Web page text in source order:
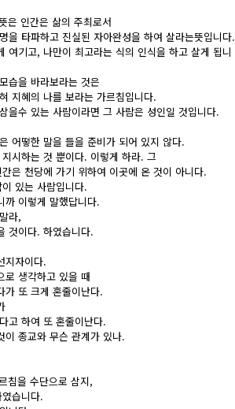
은 인간은 삶의 주최로서
을 타파하고 진실된 자아완성을 하여 살라는뜻입니다.
여기고, 나만이 최고라는 식의 인식을 하고 살게 됩니
습을 바라보라는 것은
지혜의 나를 보라는 가르침입니다.
을수 있는 사람이라면 그 사람은 성인일 것입니다.
어떻한 말을 들을 준비가 되어 있지 않다.
시하는 것 뿐이다. 이렇게 하라. 그
은 천당에 가기 위하여 이곳에 온 것이 아니다.
있는 사람입니다.
까 이렇게 말했답니다.
라,
것이다. 하였습니다.
지자이다.
로 생각하고 있을 때
가 또 크게 혼줄이난다.
고 하여 또 혼줄이난다.
이 종교와 무슨 관계가 있나.
침을 수단으로 삼지,
습니다.